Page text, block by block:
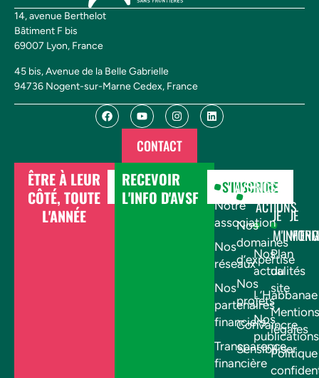
14, avenue Berthelot
Bâtiment F bis
69007 Lyon, France
45 bis, Avenue de la Belle Gabrielle
94736 Nogent-sur-Marne Cedex, France
CONTACT
ÊTRE À LEUR
CÔTÉ, TOUTE
L'ANNÉE
DONNER
RECEVOIR
L'INFO D'AVSF
S'INSCRIRE
AVSF
Notre
association
Nos
réseaux
Nos
partenaires
financiers
Transparence
financière
NOS
ACTIONS
Nos
domaines
d’expertise
Nos
projets
Convaincre
Sensibiliser
JE
Nos
actualités
L’Habbanae
Nos
publications
JE
Plan
du
site
Mentions
légales